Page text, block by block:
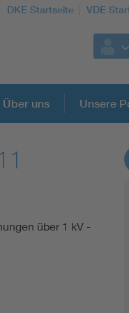
DKE Startseite VDE
Kontext der
Übersicht
Über uns Unsere
über 1 kV -